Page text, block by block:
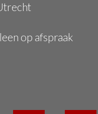
op afspraak